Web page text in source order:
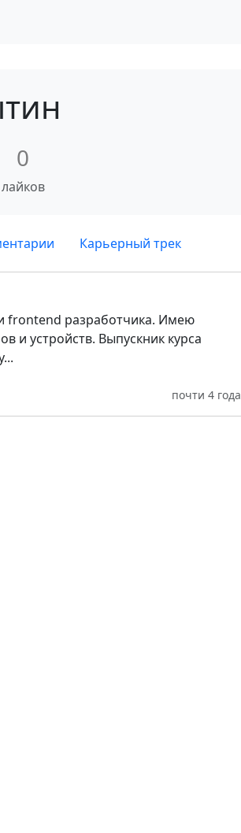
0
лайков
Карьерный трек
frontend разработчика. Имею
и устройств. Выпускник курса
почти 4 года